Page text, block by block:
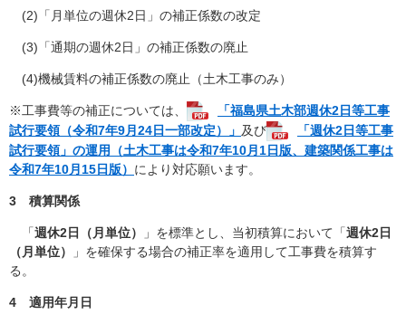
(2)「月単位の週休2日」の補正係数の改定
(3)「通期の週休2日」の補正係数の廃止
(4)機械賃料の補正係数の廃止（土木工事のみ）
※工事費等の補正については、
「福島県土木部週休2日等工事
試行要領（令和7年9月24日一部改定）」 及び
「週休2日等工事
試行要領」の運用（土木工事は令和7年10月1日版、建築関係工事は
令和7年10月15日版） により対応願います。
3 積算関係
「週休2日（月単位） 」を標準とし、当初積算において「週休2日
（月単位）
」を確保する場合の補正率を適用して工事費を積算す
る。​
4 適用年月日